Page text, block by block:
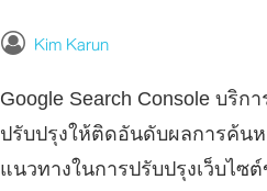
Kim Karun
Google Search Console บริก
ปรับปรุงให้ติดอันดับผลการค้น
แนวทางในการปรับปรุงเว็บไซ